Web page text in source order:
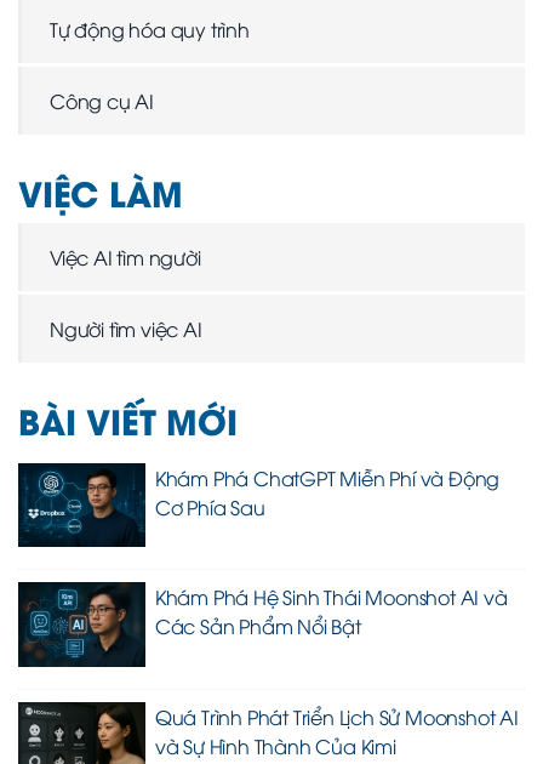
Tự động hóa quy trình
Công cụ AI
VIỆC LÀM
Việc AI tìm người
Người tìm việc AI
BÀI VIẾT MỚI
Khám Phá ChatGPT Miễn Phí và Động
Cơ Phía Sau
Khám Phá Hệ Sinh Thái Moonshot AI và
Các Sản Phẩm Nổi Bật
Quá Trình Phát Triển Lịch Sử Moonshot AI
và Sự Hình Thành Của Kimi